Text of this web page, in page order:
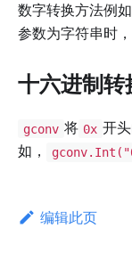
数字转换方法例如
参数为字符串时
十六进制转
gconv 将 0x 开
如，
编辑此页